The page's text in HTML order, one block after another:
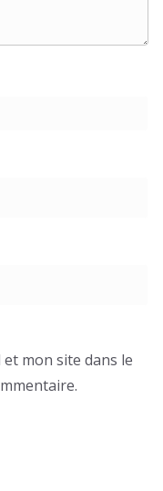
mon site dans le